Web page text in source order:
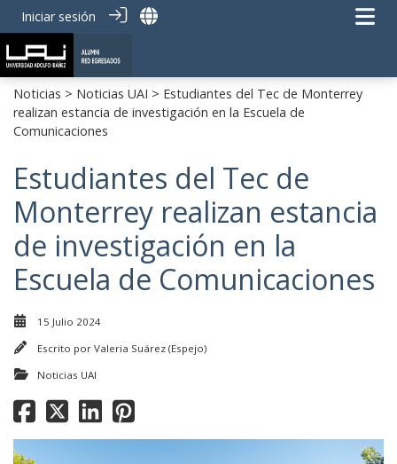
Iniciar sesión
Noticias > Noticias UAI > Estudiantes del Tec de Monterrey
realizan estancia de investigación en la Escuela de
Comunicaciones
Estudiantes del Tec de
Monterrey realizan estancia
de investigación en la
Escuela de Comunicaciones
15 Julio 2024
Escrito por Valeria Suárez (Espejo)
Noticias UAI